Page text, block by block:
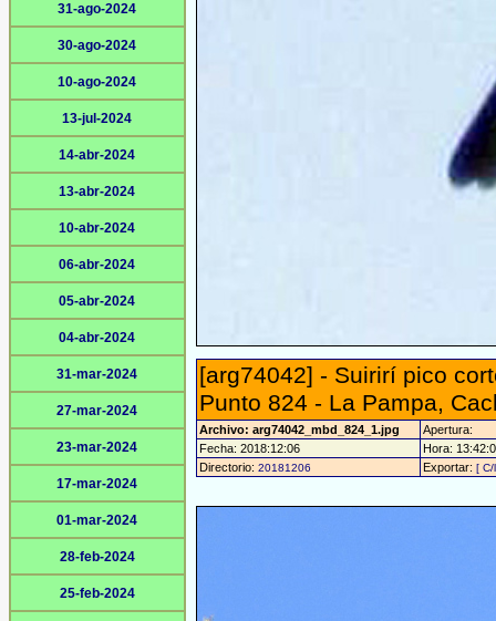
31-ago-2024
30-ago-2024
10-ago-2024
13-jul-2024
14-abr-2024
13-abr-2024
10-abr-2024
06-abr-2024
05-abr-2024
04-abr-2024
31-mar-2024
27-mar-2024
23-mar-2024
17-mar-2024
01-mar-2024
28-feb-2024
25-feb-2024
[arg74042] - Suirirí pico
Punto 824 - La Pampa,
Archivo: arg74042_mbd_824_1.jpg
Apertura:
Fecha: 2018:12:06
Hora:
Directorio: 20181206 Exportar: [ C/